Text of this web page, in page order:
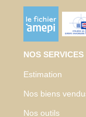
NOS SERVICES
Estimation
Nos biens
Nos outils